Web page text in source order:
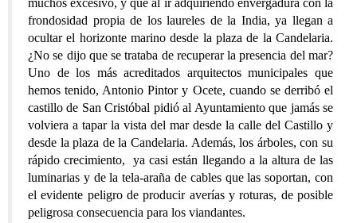
muchos excesivo, y que al ir adquiriendo envergadura con la
frondosidad propia de los laureles de la India, ya llegan a
ocultar el horizonte marino desde la plaza de la Candelaria.
¿No se dijo que se trataba de recuperar la presencia del mar?
Uno de los más acreditados arquitectos municipales que
hemos tenido, Antonio Pintor y Ocete, cuando se derribó el
castillo de San Cristóbal pidió al Ayuntamiento que jamás se
volviera a tapar la vista del mar desde la calle del Castillo y
desde la plaza de la Candelaria. Además, los árboles, con su
rápido crecimiento, ya casi están llegando a la altura de las
luminarias y de la tela-araña de cables que las soportan, con
el evidente peligro de producir averías y roturas, de posible
peligrosa consecuencia para los viandantes.